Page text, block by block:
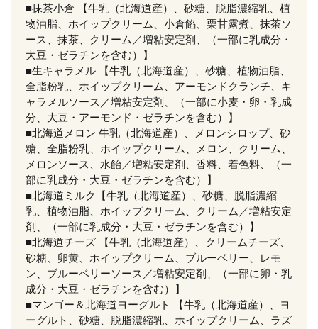
■抹茶小倉 【牛乳（北海道産）、砂糖、脱脂濃縮乳、植
物油脂、ホイップクリーム、小倉餡、栗甘露煮、抹茶ソ
ース、抹茶、クリーム／増粘安定剤、（一部に乳成分・
大豆・ゼラチンを含む）】
■生キャラメル 【牛乳（北海道産）、砂糖、植物油脂、
全脂粉乳、ホイップクリーム、アーモンドクランチ、キ
ャラメルソース／増粘安定剤、（一部に小麦・卵・乳成
分、大豆・アーモンド・ゼラチンを含む）】
■北海道メロン 牛乳（北海道産）、メロンシロップ、砂
糖、全脂粉乳、ホイップクリーム、メロン、クリーム、
メロンソース、水飴／増粘安定剤、香料、着色料、（一
部に乳成分・大豆・ゼラチンを含む）】
■北海道ミルク【牛乳（北海道産）、砂糖、脱脂濃縮
乳、植物油脂、ホイップクリーム、クリーム／増粘安定
剤、（一部に乳成分・大豆・ゼラチンを含む）】
■北海道チーズ 【牛乳（北海道産）、クリームチーズ、
砂糖、卵黄、ホイップクリーム、ブルーベリー、レモ
ン、ブルーベリーソース／増粘安定剤、（一部に卵・乳
成分・大豆・ゼラチンを含む）】
■マンゴー＆北海道ヨーグルト 【牛乳（北海道産）、ヨ
ーグルト、砂糖、脱脂濃縮乳、ホイップクリーム、ラズ